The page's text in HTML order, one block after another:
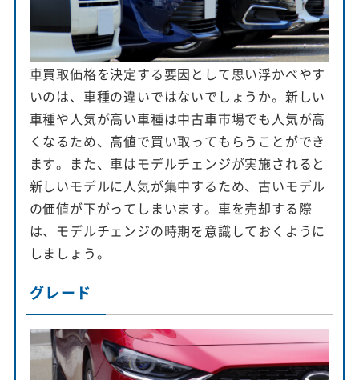
車買取価格を決定する要因として思い浮かべやす
いのは、車種の違いではないでしょうか。新しい
車種や人気が高い車種は中古車市場でも人気が高
くなるため、高値で買い取ってもらうことができ
ます。また、車はモデルチェンジが実施されると
新しいモデルに人気が集中するため、古いモデル
の価値が下がってしまいます。車を売却する際
は、モデルチェンジの時期を意識しておくように
しましょう。
グレード